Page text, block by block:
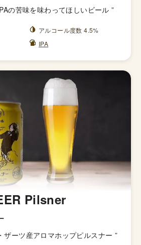
の苦味を味わってほしいビール ”
アルコール度数 4.5%
IPA
Pilsner
ザーツ産アロマホップピルスナー ”